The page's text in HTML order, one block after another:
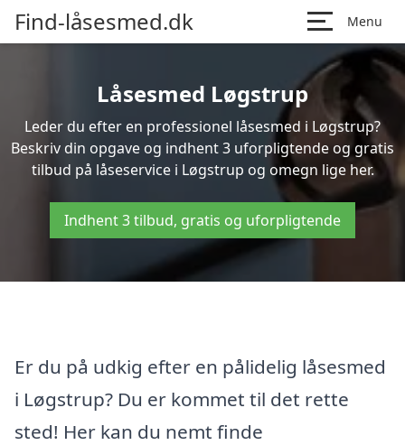
Find-låsesmed.dk Menu
Låsesmed Løgstrup
Leder du efter en professionel låsesmed i Løgstrup?
Beskriv din opgave og indhent 3 uforpligtende og gratis
tilbud på låseservice i Løgstrup og omegn lige her.
Indhent 3 tilbud, gratis og uforpligtende
Er du på udkig efter en pålidelig låsesmed
i Løgstrup? Du er kommet til det rette
sted! Her kan du nemt finde